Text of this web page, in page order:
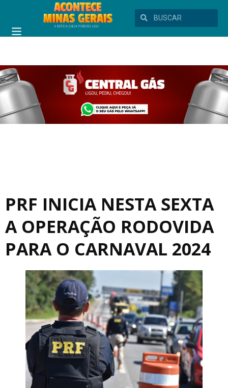
PRF INICIA NESTA SEXTA
A OPERAÇÃO RODOVIDA
PARA O CARNAVAL 2024